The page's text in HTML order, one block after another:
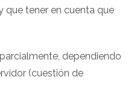
que tener en cuenta que
dependiendo
(cuestión de